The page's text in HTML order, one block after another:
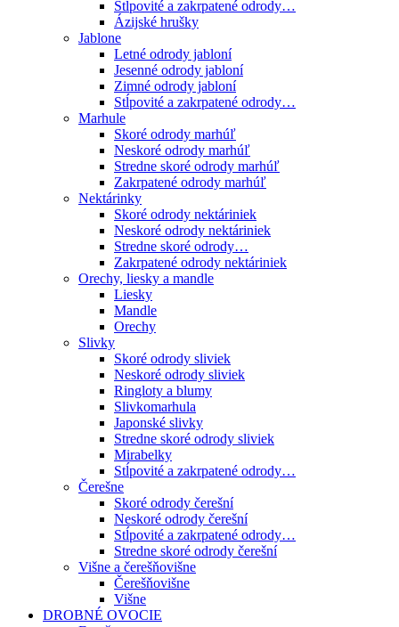
Stĺpovité a zakrpatené odrody…
Ázijské hrušky
Jablone
Letné odrody jabloní
Jesenné odrody jabloní
Zimné odrody jabloní
Stĺpovité a zakrpatené odrody…
Marhule
Skoré odrody marhúľ
Neskoré odrody marhúľ
Stredne skoré odrody marhúľ
Zakrpatené odrody marhúľ
Nektárinky
Skoré odrody nektáriniek
Neskoré odrody nektáriniek
Stredne skoré odrody…
Zakrpatené odrody nektáriniek
Orechy, liesky a mandle
Liesky
Mandle
Orechy
Slivky
Skoré odrody sliviek
Neskoré odrody sliviek
Ringloty a blumy
Slivkomarhula
Japonské slivky
Stredne skoré odrody sliviek
Mirabelky
Stĺpovité a zakrpatené odrody…
Čerešne
Skoré odrody čerešní
Neskoré odrody čerešní
Stĺpovité a zakrpatené odrody…
Stredne skoré odrody čerešní
Višne a čerešňovišne
Čerešňovišne
Višne
DROBNÉ OVOCIE